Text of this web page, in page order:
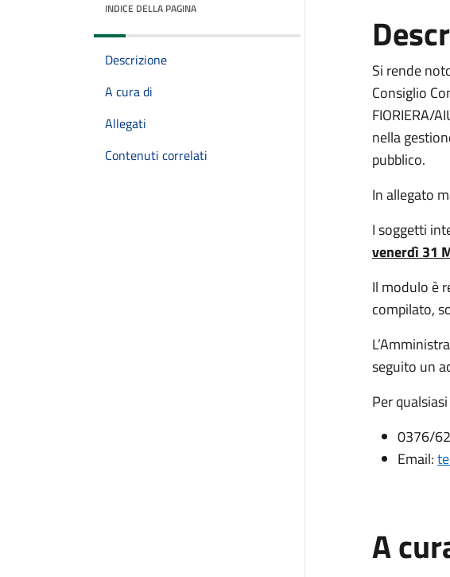
INDICE DELLA PAGINA
Descrizione
A cura di
Allegati
Contenuti correlati
Si rende
Consiglio
FIORIERA/
nella
pubblico.
In allegato
I soggetti
venerdì 31
Il modulo è
compilato,
seguito un
Per
0376/
Email:
A